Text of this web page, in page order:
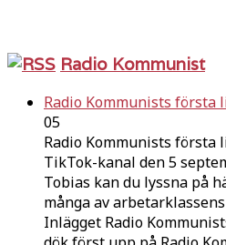
Radio Kommunist
Radio Kommunists första
05
Radio Kommunists första
TikTok-kanal den 5
Tobias kan du lyssna på
många av
Inlägget Radio